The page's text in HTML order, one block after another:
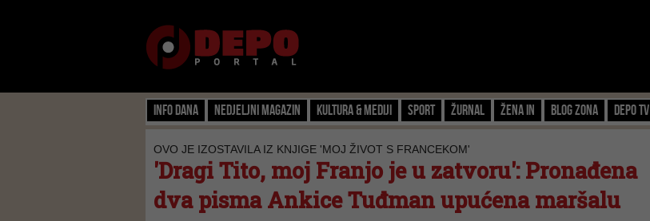
Info dana Nedjeljni magazin Kultura & Mediji Sport Žurnal Žena IN Blog zona Depo TV
OVO JE IZOSTAVILA IZ KNJIGE 'MOJ ŽIVOT S FRANCEKOM'
'Dragi Tito, moj Franjo je u zatvoru': Pronađena
dva pisma Ankice Tuđman upućena maršalu